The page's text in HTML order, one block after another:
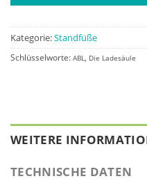
Kategorie:Standfüße
Schlüsselworte: ABL Die Ladesäule
WEITERE
TECHNISCHE DATEN